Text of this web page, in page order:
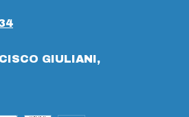
GIULIANI,